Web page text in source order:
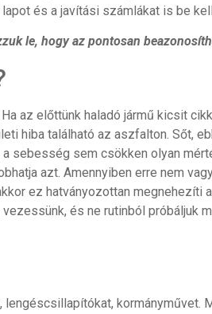
és a javítási számlákat is be
le, hogy az pontosan
az előttünk haladó jármű kicsit
hiba található az aszfalton. Sőt,
sebesség sem csökken olyan
azt. Amennyiben erre nem
ez hatványozottan megnehezíti a
és ne rutinból próbáljuk
kormányművet.